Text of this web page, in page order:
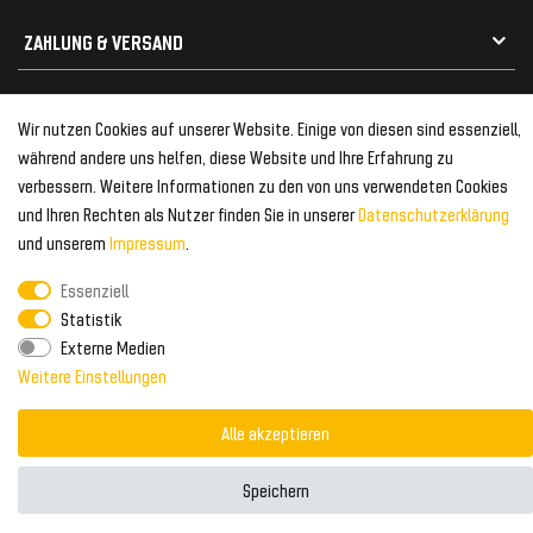
Wir nutzen Cookies auf unserer Website. Einige von diesen sind essenziell,
während andere uns helfen, diese Website und Ihre Erfahrung zu
verbessern. Weitere Informationen zu den von uns verwendeten Cookies
und Ihren Rechten als Nutzer finden Sie in unsererDaten­schutz­erklärung
und unserem Impressum.
Essenziell
Statistik
Externe Medien
Weitere Einstellungen
Alle akzeptieren
Speichern
Kühlergrill
Rückleuchten
ZAHLUNG & VERSAND
Zahlungsanbieter
Versand & Zahlung
WELTWEITER VERSAND
© 2026 Tuning Fanatics Powered by